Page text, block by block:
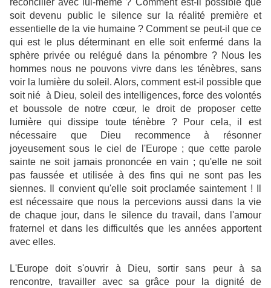
réconcilier avec lui-même ? Comment est-il possible que
soit devenu public le silence sur la réalité première et
essentielle de la vie humaine ? Comment se peut-il que ce
qui est le plus déterminant en elle soit enfermé dans la
sphère privée ou relégué dans la pénombre ? Nous les
hommes nous ne pouvons vivre dans les ténèbres, sans
voir la lumière du soleil. Alors, comment est-il possible que
soit nié à Dieu, soleil des intelligences, force des volontés
et boussole de notre cœur, le droit de proposer cette
lumière qui dissipe toute ténèbre ? Pour cela, il est
nécessaire que Dieu recommence à résonner
joyeusement sous le ciel de l'Europe ; que cette parole
sainte ne soit jamais prononcée en vain ; qu'elle ne soit
pas faussée et utilisée à des fins qui ne sont pas les
siennes. Il convient qu'elle soit proclamée saintement ! Il
est nécessaire que nous la percevions aussi dans la vie
de chaque jour, dans le silence du travail, dans l'amour
fraternel et dans les difficultés que les années apportent
avec elles.
L'Europe doit s'ouvrir à Dieu, sortir sans peur à sa
rencontre, travailler avec sa grâce pour la dignité de